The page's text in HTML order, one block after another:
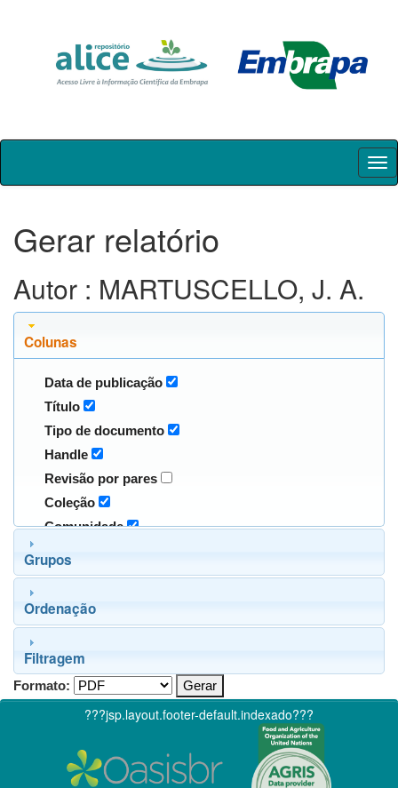
Skip
Gerar relatório
Autor : MARTUSCELLO, J. A.
Colunas
Data de publicação
Título
Tipo de documento
Handle
Revisão por pares
Coleção
Comunidade
Grupos
Ordenação
Filtragem
Formato:
???jsp.layout.footer-default.indexado???